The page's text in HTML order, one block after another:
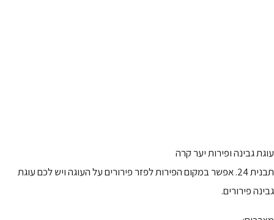
עוגת גבינה ופירות יער קרה
תבנית 24. אפשר במקום הפירות לפזר פירורים על העוגה ויש לכם עוגת
גבינה פירורים.